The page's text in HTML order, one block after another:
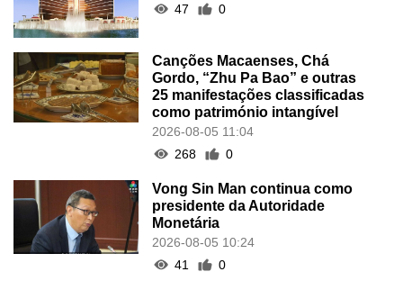
47
0
Canções Macaenses, Chá
Gordo, “Zhu Pa Bao” e outras
25 manifestações classificadas
como património intangível
2026-08-05 11:04
268
0
Vong Sin Man continua como
presidente da Autoridade
Monetária
2026-08-05 10:24
41
0